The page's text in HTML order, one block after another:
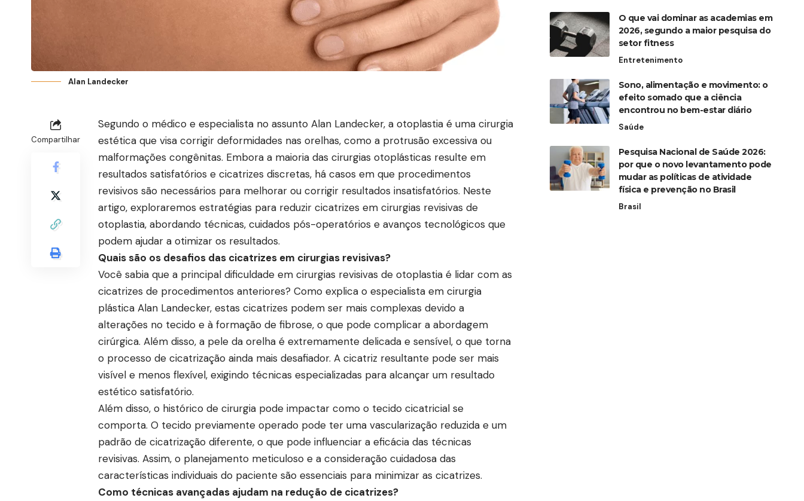
Alan Landecker
Compartilhar
Segundo o médico e especialista no assunto Alan Landecker, a otoplastia é uma cirurgia
estética que visa corrigir deformidades nas orelhas, como a protrusão excessiva ou
malformações congênitas. Embora a maioria das cirurgias otoplásticas resulte em
resultados satisfatórios e cicatrizes discretas, há casos em que procedimentos
revisivos são necessários para melhorar ou corrigir resultados insatisfatórios. Neste
artigo, exploraremos estratégias para reduzir cicatrizes em cirurgias revisivas de
otoplastia, abordando técnicas, cuidados pós-operatórios e avanços tecnológicos que
podem ajudar a otimizar os resultados.
Quais são os desafios das cicatrizes em cirurgias revisivas?
Você sabia que a principal dificuldade em cirurgias revisivas de otoplastia é lidar com as
cicatrizes de procedimentos anteriores? Como explica o especialista em cirurgia
plástica Alan Landecker, estas cicatrizes podem ser mais complexas devido a
alterações no tecido e à formação de fibrose, o que pode complicar a abordagem
cirúrgica. Além disso, a pele da orelha é extremamente delicada e sensível, o que torna
o processo de cicatrização ainda mais desafiador. A cicatriz resultante pode ser mais
visível e menos flexível, exigindo técnicas especializadas para alcançar um resultado
estético satisfatório.
Além disso, o histórico de cirurgia pode impactar como o tecido cicatricial se
comporta. O tecido previamente operado pode ter uma vascularização reduzida e um
padrão de cicatrização diferente, o que pode influenciar a eficácia das técnicas
revisivas. Assim, o planejamento meticuloso e a consideração cuidadosa das
características individuais do paciente são essenciais para minimizar as cicatrizes.
Como técnicas avançadas ajudam na redução de cicatrizes?
O que vai dominar as academias em
2026, segundo a maior pesquisa do
setor fitness
Entretenimento
Sono, alimentação e movimento: o
efeito somado que a ciência
encontrou no bem-estar diário
Saúde
Pesquisa Nacional de Saúde 2026:
por que o novo levantamento pode
mudar as políticas de atividade
física e prevenção no Brasil
Brasil